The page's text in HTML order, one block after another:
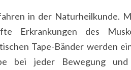
WEG-
KLEBEN
in der Naturheilkunde.
Erkrankungen des
Tape-Bänder werden
bei jeder Bewegung